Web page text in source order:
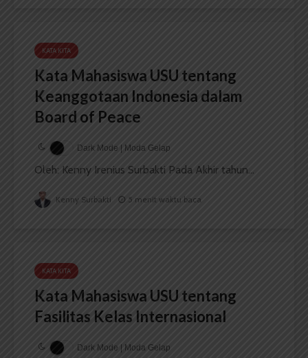
KATA KITA
Kata Mahasiswa USU tentang
Keanggotaan Indonesia dalam
Board of Peace
Dark Mode | Moda Gelap
Oleh: Kenny Irenius Surbakti Pada Akhir tahun...
Kenny Surbakti 5 menit waktu baca
KATA KITA
Kata Mahasiswa USU tentang
Fasilitas Kelas Internasional
Dark Mode | Moda Gelap